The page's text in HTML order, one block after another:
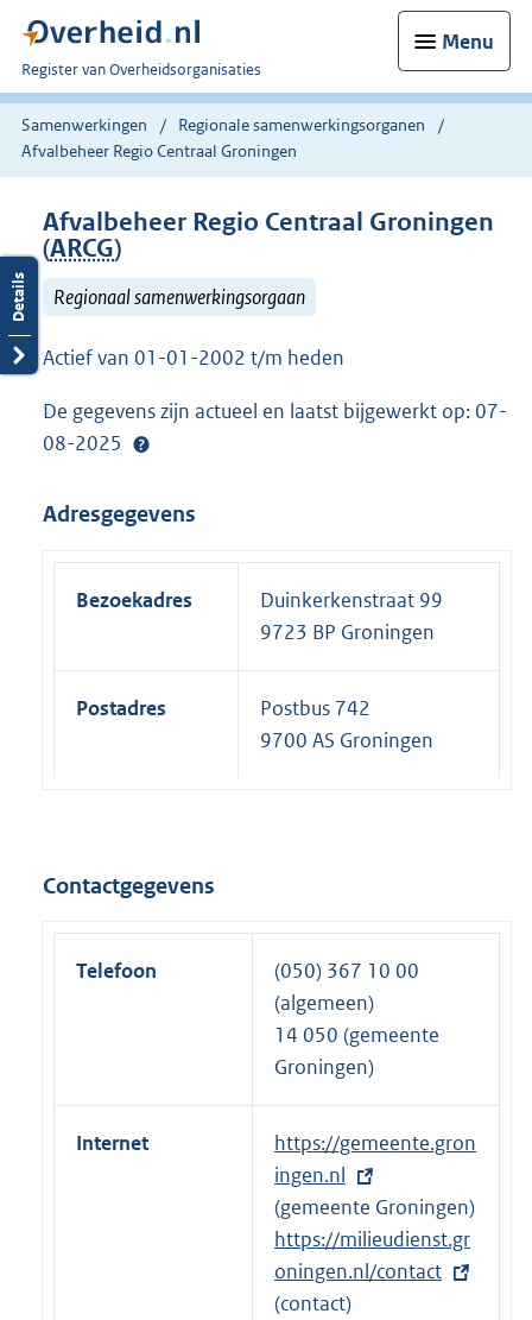
Menu
U
bent
nu
hier:
Register van Overheidsorganisaties
Samenwerkingen
Regionale samenwerkingsorganen
Afvalbeheer Regio Centraal Groningen
Afvalbeheer Regio Centraal Groningen
(ARCG)
Regionaal samenwerkingsorgaan
Actief van 01-01-2002 t/m heden
De gegevens zijn actueel en laatst bijgewerkt op: 07-
08-2025
Adresgegevens
Bezoekadres
Duinkerkenstraat 99
9723 BP Groningen
Postadres
Postbus 742
9700 AS Groningen
Contactgegevens
Telefoon
(050) 367 10 00
(algemeen)
14 050 (gemeente
Groningen)
Internet
E
x
t
e
r
n
https://gemeente.gron
ingen.nl
(gemeente Groningen)
E
x
t
https://milieudienst.gr
oningen.nl/contact
(contact)